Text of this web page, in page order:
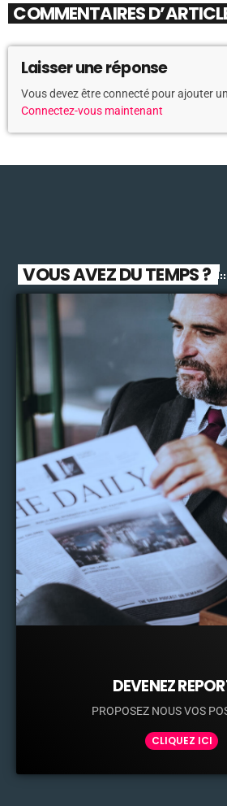
COMMENTAIRES
Laisser une réponse
Vous devez être connecté pour ajouter
Connectez-vous maintenant
VOUS AVEZ DU TEMPS ?
DEVENEZ
PROPOSEZ NOUS VOS
CLIQUEZ ICI